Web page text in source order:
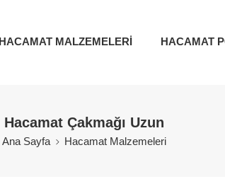
HACAMAT MALZEMELERİ HACAMAT
Hacamat Çakmağı Uzun
Ana Sayfa Hacamat Malzemeleri